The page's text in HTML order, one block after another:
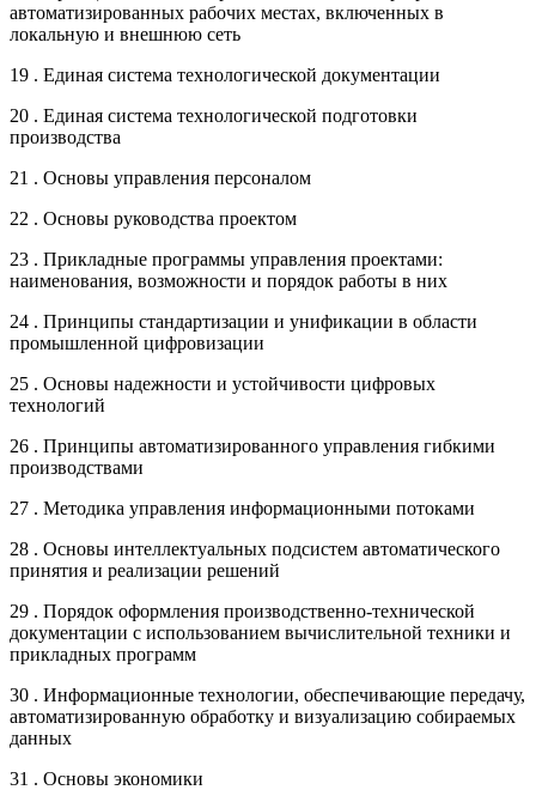
автоматизированных рабочих местах, включенных в
локальную и внешнюю сеть
19 . Единая система технологической документации
20 . Единая система технологической подготовки
производства
21 . Основы управления персоналом
22 . Основы руководства проектом
23 . Прикладные программы управления проектами:
наименования, возможности и порядок работы в них
24 . Принципы стандартизации и унификации в области
промышленной цифровизации
25 . Основы надежности и устойчивости цифровых
технологий
26 . Принципы автоматизированного управления гибкими
производствами
27 . Методика управления информационными потоками
28 . Основы интеллектуальных подсистем автоматического
принятия и реализации решений
29 . Порядок оформления производственно-технической
документации с использованием вычислительной техники и
прикладных программ
30 . Информационные технологии, обеспечивающие передачу,
автоматизированную обработку и визуализацию собираемых
данных
31 . Основы экономики